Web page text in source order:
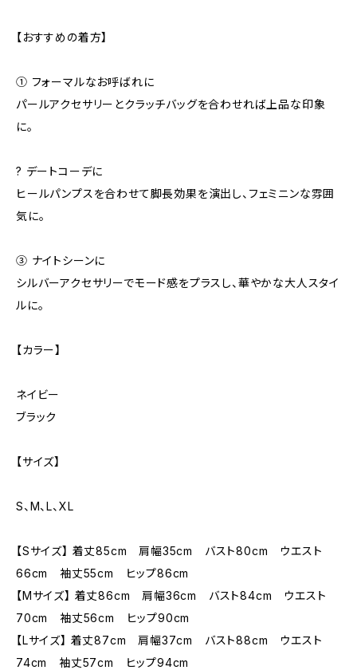
【おすすめの着方】
① フォーマルなお呼ばれに
パールアクセサリーとクラッチバッグを合わせれば上品な印象
に。
? デートコーデに
ヒールパンプスを合わせて脚長効果を演出し、フェミニンな雰囲
気に。
③ ナイトシーンに
シルバーアクセサリーでモード感をプラスし、華やかな大人スタイ
ルに。
【カラー】
ネイビー
ブラック
【サイズ】
S、M、L、XL
【Sサイズ】 着丈85cm 肩幅35cm バスト80cm ウエスト
66cm 袖丈55cm ヒップ86cm
【Mサイズ】 着丈86cm 肩幅36cm バスト84cm ウエスト
70cm 袖丈56cm ヒップ90cm
【Lサイズ】 着丈87cm 肩幅37cm バスト88cm ウエスト
74cm 袖丈57cm ヒップ94cm